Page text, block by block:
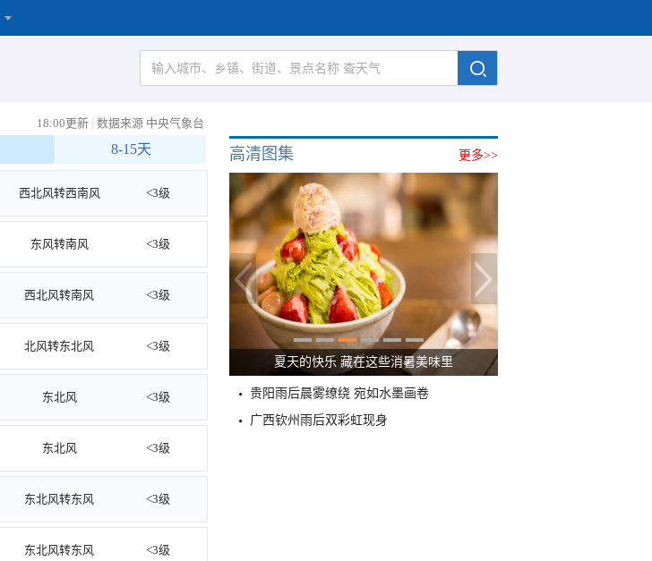
18:00更新 | 数据来源 中央气象台
8-15天
西北风转西南风 <3级
东风转南风 <3级
西北风转南风 <3级
北风转东北风 <3级
东北风 <3级
东北风 <3级
东北风转东风 <3级
东北风转东风 <3级
更多>>
高清图集
夏天的快乐 藏在这些消暑美味里
贵阳雨后晨雾缭绕 宛如水墨画卷
广西钦州雨后双彩虹现身